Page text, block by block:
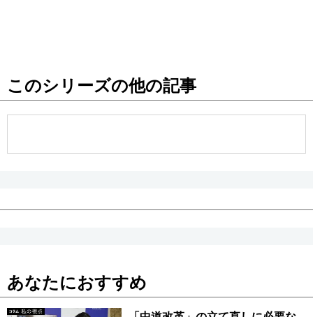
お知らせ
このシリーズの他の記事
あなたにおすすめ